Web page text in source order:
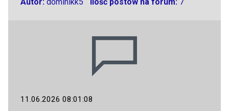
11.06.2026 08:01:08